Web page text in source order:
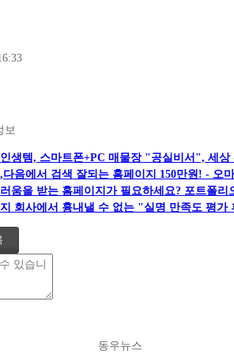
보
생템, 스마트폰+PC 매물장 "공실비서", 세
다음에서 검색 잘되는 홈페이지 150만원! - 오
움을 받는 홈페이지가 필요하세요? 포트폴리
회사에서 흉내낼 수 없는 "실명 만족도 평
동우뉴스